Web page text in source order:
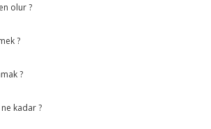
olur ?
?
?
ne kadar ?